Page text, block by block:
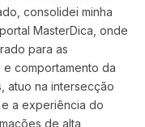
consolidei minha
MasterDica, onde
para as
comportamento da
atuo na intersecção
a experiência do
de alta